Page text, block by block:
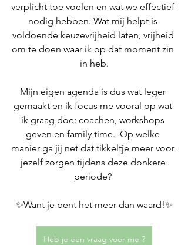
verplicht toe voelen en wat we effectief
nodig hebben. Wat mij helpt is
voldoende keuzevrijheid laten, vrijheid
om te doen waar ik op dat moment zin
in heb.
Mijn eigen agenda is dus wat leger
gemaakt en ik focus me vooral op wat
ik graag doe: coachen, workshops
geven en family time.  Op welke
manier ga jij net dat tikkeltje meer voor
jezelf zorgen tijdens deze donkere
periode?
✨Want je bent het meer dan waard!✨
Heb je een vraag voor me ?